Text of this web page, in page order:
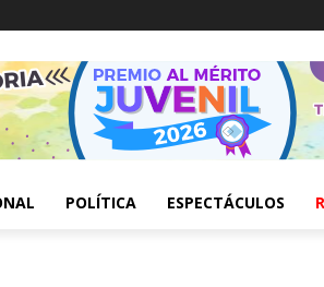
POLÍTICA ESPECTÁCULOS